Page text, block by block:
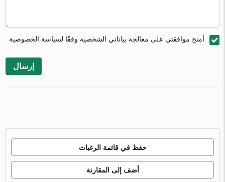
أمنح موافقتي على معالجة بياناتي الشخصية وفقًا لسياسة الخصوصية
إرسال
حفظ في قائمة الرغبات
أضف إلى المقارنة